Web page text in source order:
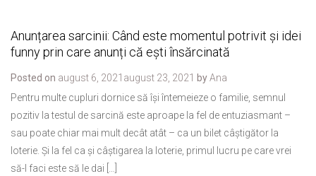
Anunțarea sarcinii: Când este momentul potrivit și idei
funny prin care anunți că ești însărcinată
Posted on august 6, 2021 august 23, 2021 byAna
Pentru multe cupluri dornice să își întemeieze o familie, semnul
pozitiv la testul de sarcină este aproape la fel de entuziasmant –
sau poate chiar mai mult decât atât – ca un bilet câștigător la
loterie. Și la fel ca și câștigarea la loterie, primul lucru pe care vrei
să-l faci este să le dai […]